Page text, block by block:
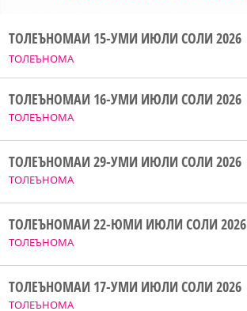
ТОЛЕЪНОМА
ТОЛЕЪНОМАИ 15-УМИ ИЮЛИ СОЛИ 2026
ТОЛЕЪНОМА
ТОЛЕЪНОМАИ 16-УМИ ИЮЛИ СОЛИ 2026
ТОЛЕЪНОМА
ТОЛЕЪНОМАИ 29-УМИ ИЮЛИ СОЛИ 2026
ТОЛЕЪНОМА
ТОЛЕЪНОМАИ 22-ЮМИ ИЮЛИ СОЛИ 2026
ТОЛЕЪНОМА
ТОЛЕЪНОМАИ 17-УМИ ИЮЛИ СОЛИ 2026